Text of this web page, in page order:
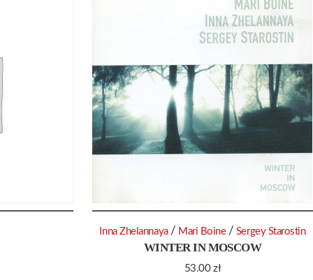
WINTER IN MOSCOW
53.00zł
Inna Zhelannaya / Mari Boine / Sergey Starostin